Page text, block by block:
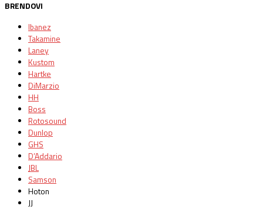
BRENDOVI
Ibanez
Takamine
Laney
Kustom
Hartke
DiMarzio
HH
Boss
Rotosound
Dunlop
GHS
D’Addario
JBL
Samson
Hoton
JJ